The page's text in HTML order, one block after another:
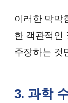
이러한 막막
한 객관적인
주장하는 것
3. 과학